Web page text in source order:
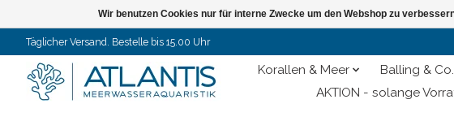
Täglicher Versand. Bestelle bis 15.00 Uhr
Korallen & Meer Balling & Co.
AKTION - solange
Wir benutzen Cookies nur für interne Zwecke um den Webshop zu